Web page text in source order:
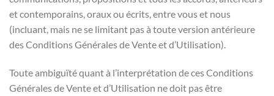
et contemporains, oraux ou écrits, entre vous et nous
(incluant, mais ne se limitant pas à toute version antérieure
des Conditions Générales de Vente et d’Utilisation).
Toute ambiguïté quant à l’interprétation de ces Conditions
Générales de Vente et d’Utilisation ne doit pas être